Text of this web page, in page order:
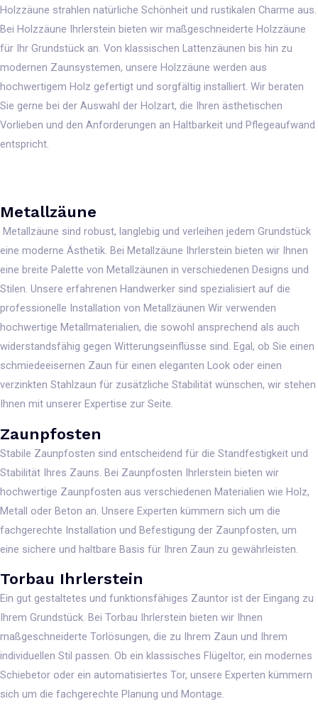
Holzzäune strahlen natürliche Schönheit und rustikalen Charme aus.
Bei Holzzäune Ihrlerstein bieten wir maßgeschneiderte Holzzäune
für Ihr Grundstück an. Von klassischen Lattenzäunen bis hin zu
modernen Zaunsystemen, unsere Holzzäune werden aus
hochwertigem Holz gefertigt und sorgfältig installiert. Wir beraten
Sie gerne bei der Auswahl der Holzart, die Ihren ästhetischen
Vorlieben und den Anforderungen an Haltbarkeit und Pflegeaufwand
entspricht.
Metallzäune
Metallzäune sind robust, langlebig und verleihen jedem Grundstück
eine moderne Ästhetik. Bei Metallzäune Ihrlerstein bieten wir Ihnen
eine breite Palette von Metallzäunen in verschiedenen Designs und
Stilen. Unsere erfahrenen Handwerker sind spezialisiert auf die
professionelle Installation von Metallzäunen Wir verwenden
hochwertige Metallmaterialien, die sowohl ansprechend als auch
widerstandsfähig gegen Witterungseinflüsse sind. Egal, ob Sie einen
schmiedeeisernen Zaun für einen eleganten Look oder einen
verzinkten Stahlzaun für zusätzliche Stabilität wünschen, wir stehen
Ihnen mit unserer Expertise zur Seite.
Zaunpfosten
Stabile Zaunpfosten sind entscheidend für die Standfestigkeit und
Stabilität Ihres Zauns. Bei Zaunpfosten Ihrlerstein bieten wir
hochwertige Zaunpfosten aus verschiedenen Materialien wie Holz,
Metall oder Beton an. Unsere Experten kümmern sich um die
fachgerechte Installation und Befestigung der Zaunpfosten, um
eine sichere und haltbare Basis für Ihren Zaun zu gewährleisten.
Torbau Ihrlerstein
Ein gut gestaltetes und funktionsfähiges Zauntor ist der Eingang zu
Ihrem Grundstück. Bei Torbau Ihrlerstein bieten wir Ihnen
maßgeschneiderte Torlösungen, die zu Ihrem Zaun und Ihrem
individuellen Stil passen. Ob ein klassisches Flügeltor, ein modernes
Schiebetor oder ein automatisiertes Tor, unsere Experten kümmern
sich um die fachgerechte Planung und Montage.